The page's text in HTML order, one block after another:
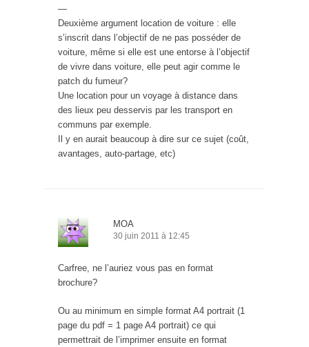
—
Deuxième argument location de voiture : elle
s’inscrit dans l’objectif de ne pas posséder de
voiture, même si elle est une entorse à l’objectif
de vivre dans voiture, elle peut agir comme le
patch du fumeur?
Une location pour un voyage à distance dans
des lieux peu desservis par les transport en
communs par exemple.
Il y en aurait beaucoup à dire sur ce sujet (coût,
avantages, auto-partage, etc)
MOA
30 juin 2011 à 12:45
Carfree, ne l’auriez vous pas en format
brochure?
Ou au minimum en simple format A4 portrait (1
page du pdf = 1 page A4 portrait) ce qui
permettrait de l’imprimer ensuite en format